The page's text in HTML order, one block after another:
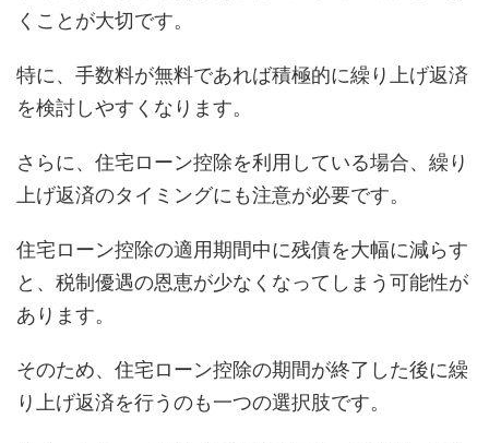
くことが大切です。
特に、手数料が無料であれば積極的に繰り上げ返済
を検討しやすくなります。
さらに、住宅ローン控除を利用している場合、繰り
上げ返済のタイミングにも注意が必要です。
住宅ローン控除の適用期間中に残債を大幅に減らす
と、税制優遇の恩恵が少なくなってしまう可能性が
あります。
そのため、住宅ローン控除の期間が終了した後に繰
り上げ返済を行うのも一つの選択肢です。